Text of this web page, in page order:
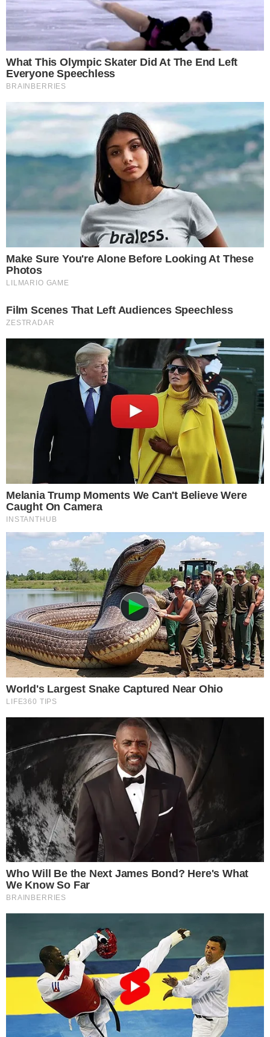
8 กำจัดคราบฝังแน่นในห้องน้ำ ไม่ว่าจะเป็นผนัง ชักโครก พื้นห้องน้ำ
และบริเวณจุดอื่นๆที่มีรอยคราบฝังแน่น ให้นำผงซักฟอกผสมกับเบ
กกิ้งโซดาและน้ำส้มสายชู ผสมให้เข้ากัน จากนั้นใช้ฉีดไปบริเวณ
คราบฝังลึกเหล่านั้น ทิ้งเอาไว้ 20 นาที แล้วนำแปรงมาขัดตามคราบ
สกปรกเหล่านั้น จะเห็นได้ว่าคราบสกปรกจะหลุดออกมาอย่ า งง่าย
ดาย ทิ้งไว้เพียงความสะอาดให้เห็น
8วิธีกำจัดคราบต่างๆง่ายๆลองนำไปใช้ดูนะคะ แล้วจะเห็นได้ว่าการ
ทำความสะอาดนั้นเป็นเรื่องสนุกกว่าที่คิด